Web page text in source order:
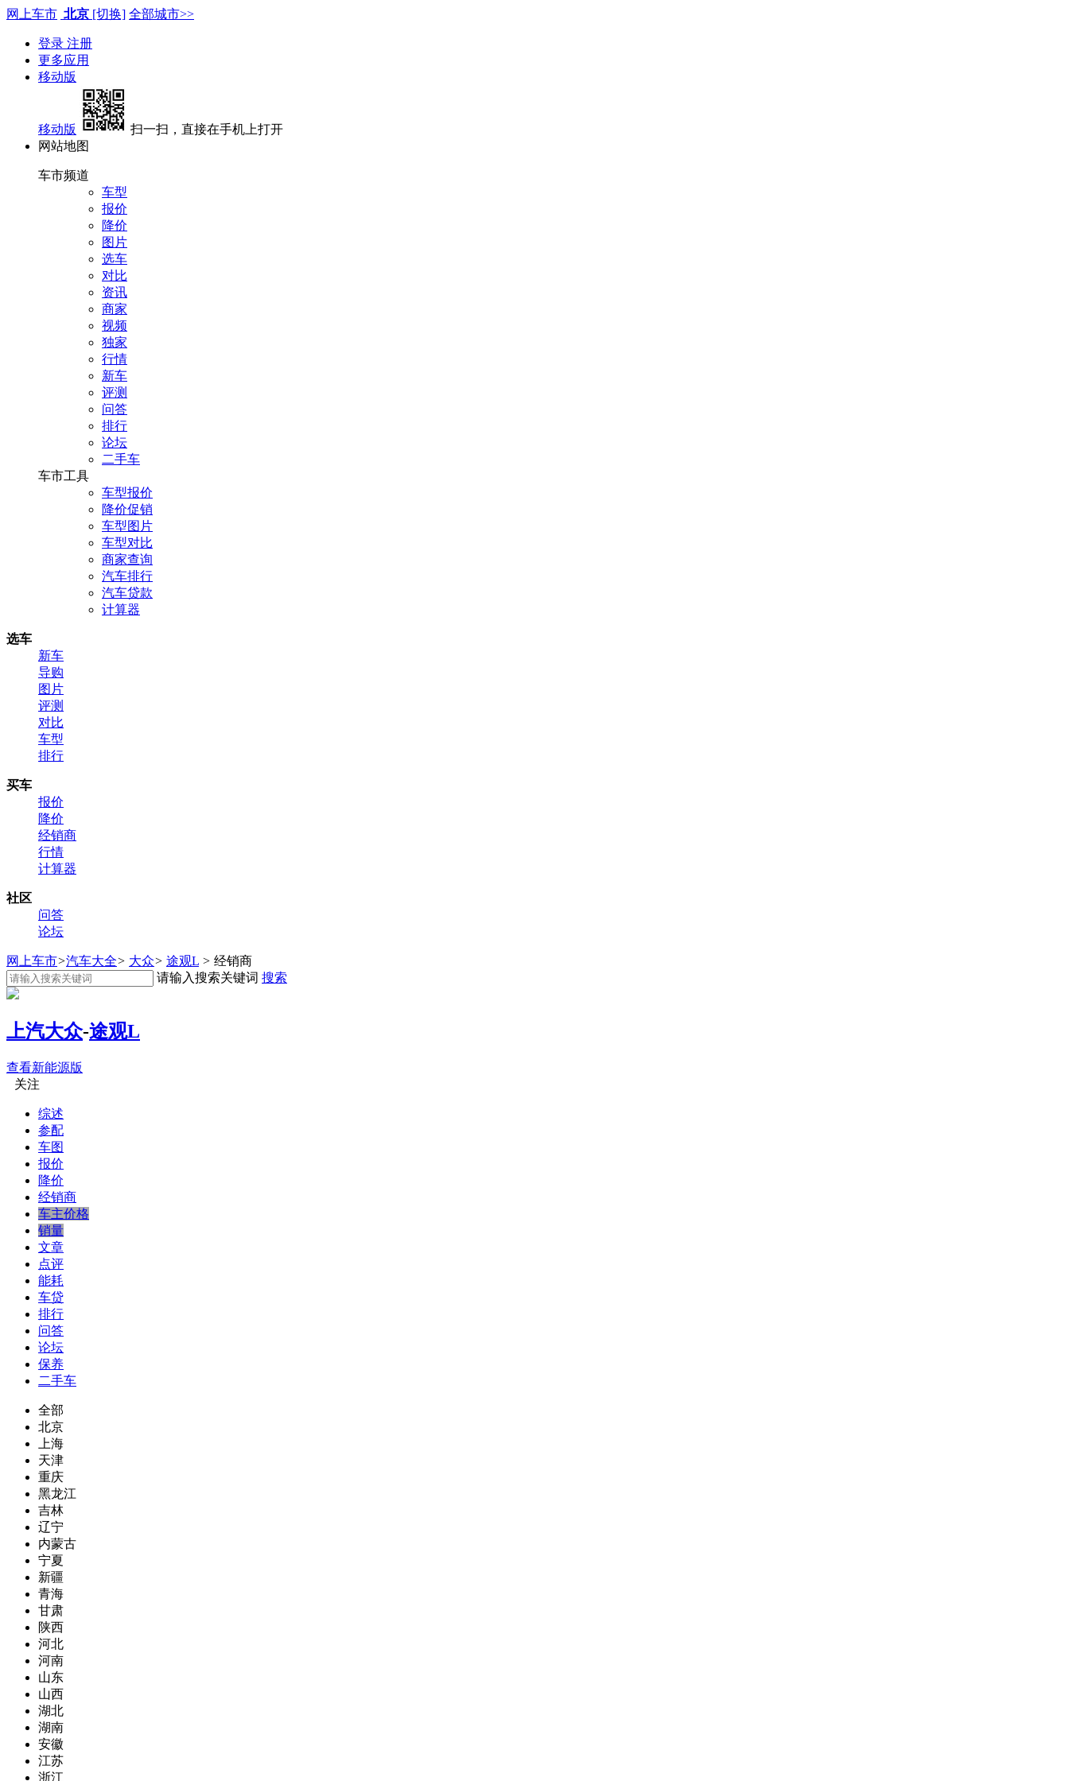
网上车市 北京 [切换] 全部城市>>
登录 注册
更多应用
移动版
移动版
扫一扫，直接在手机上打开
网站地图
车市频道
车型
报价
降价
图片
选车
对比
资讯
商家
视频
独家
行情
新车
评测
问答
排行
论坛
二手车
车市工具
车型报价
降价促销
车型图片
车型对比
商家查询
汽车排行
汽车贷款
计算器
选车
新车
导购
图片
评测
对比
车型
排行
买车
报价
降价
经销商
行情
计算器
社区
问答
论坛
网上车市>汽车大全> 大众> 途观L > 经销商
请输入搜索关键词 搜索
上汽大众-途观L
查看新能源版
关注
综述
参配
车图
报价
降价
经销商
车主价格
销量
文章
点评
能耗
车贷
排行
问答
论坛
保养
二手车
全部
北京
上海
天津
重庆
黑龙江
吉林
辽宁
内蒙古
宁夏
新疆
青海
甘肃
陕西
河北
河南
山东
山西
湖北
湖南
安徽
江苏
浙江